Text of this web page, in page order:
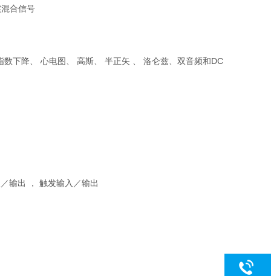
合信号
数下降、 心电图、 高斯、 半正矢 、 洛仑兹、双音频和DC
输出 ， 触发输入／输出